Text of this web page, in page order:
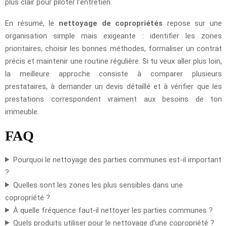
En résumé, le nettoyage de copropriétés repose sur une
organisation simple mais exigeante : identifier les zones
prioritaires, choisir les bonnes méthodes, formaliser un contrat
précis et maintenir une routine régulière. Si tu veux aller plus loin,
la meilleure approche consiste à comparer plusieurs
prestataires, à demander un devis détaillé et à vérifier que les
prestations correspondent vraiment aux besoins de ton
immeuble.
FAQ
Pourquoi le nettoyage des parties communes est-il important
?
Quelles sont les zones les plus sensibles dans une
copropriété ?
À quelle fréquence faut-il nettoyer les parties communes ?
Quels produits utiliser pour le nettoyage d’une copropriété ?